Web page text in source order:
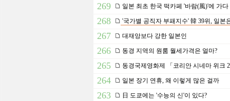
269 일본 최초 한국 떡카페 '바람(風)'에 가다
268 '국가별 공직자 부패지수' 韓 39위, 일본
267 대재앙보다 강한 일본인
266 동경 지역의 원룸 월세가격은 얼마?
265 동경국제영화제 「코리안 시네마 위크
264 일본 장기 연휴, 왜 이렇게 많은 걸까
263 日 도쿄에는 '수능의 신'이 있다?